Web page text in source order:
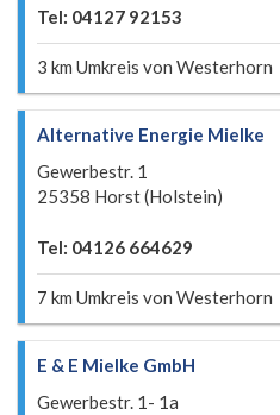
Tel: 04127 92153
3 km Umkreis von Westerhorn
Alternative Energie Mielke
Gewerbestr. 1
25358 Horst (Holstein)
Tel: 04126 664629
7 km Umkreis von Westerhorn
E & E Mielke GmbH
Gewerbestr. 1- 1a